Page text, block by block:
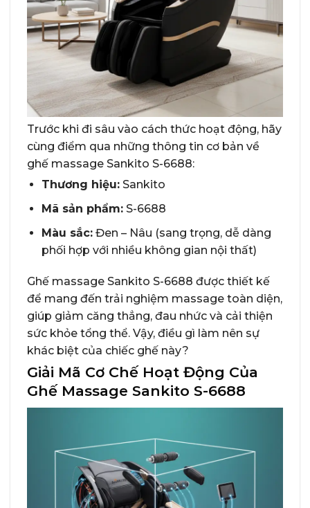
Trước khi đi sâu vào cách thức hoạt động, hãy
cùng điểm qua những thông tin cơ bản về
ghế massage Sankito S-6688:
Thương hiệu:Sankito
Mã sản phẩm:S-6688
Màu sắc:Đen – Nâu (sang trọng, dễ dàng
phối hợp với nhiều không gian nội thất)
Ghế massage Sankito S-6688 được thiết kế
để mang đến trải nghiệm massage toàn diện,
giúp giảm căng thẳng, đau nhức và cải thiện
sức khỏe tổng thể. Vậy, điều gì làm nên sự
khác biệt của chiếc ghế này?
Giải Mã Cơ Chế Hoạt Động Của
Ghế Massage Sankito S-6688